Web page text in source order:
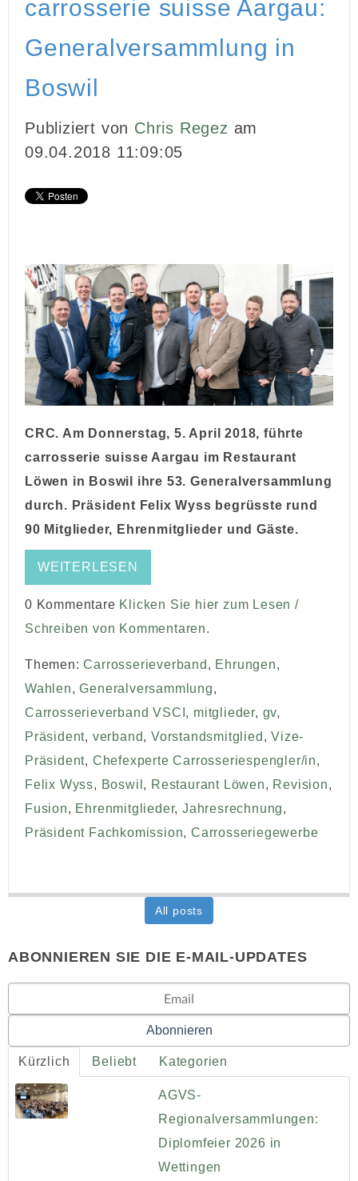
GHOSTWRITING
KONTAKT
carrosserie suisse Aargau:
Generalversammlung in
Boswil
Publiziert von Chris Regez am
09.04.2018 11:09:05
CRC. Am Donnerstag, 5. April 2018, führte
carrosserie suisse Aargau im Restaurant
Löwen in Boswil ihre 53. Generalversammlung
durch. Präsident Felix Wyss begrüsste rund
90 Mitglieder, Ehrenmitglieder und Gäste.
WEITERLESEN
0 Kommentare Klicken Sie hier zum Lesen /
Schreiben von Kommentaren.
Themen:Carrosserieverband , Ehrungen,
Wahlen,Generalversammlung,
Carrosserieverband VSCI , mitglieder, gv,
Präsident, verband,Vorstandsmitglied ,Vize-
Präsident, Chefexperte Carrosseriespengler/in,
Felix Wyss, Boswil , Restaurant Löwen, Revision,
Fusion, Ehrenmitglieder,Jahresrechnung,
Präsident Fachkomission,Carrosseriegewerbe
All posts
ABONNIEREN SIE DIE E-MAIL-UPDATES
Kürzlich Beliebt Kategorien
AGVS-
Regionalversammlungen:
Diplomfeier 2026 in
Wettingen